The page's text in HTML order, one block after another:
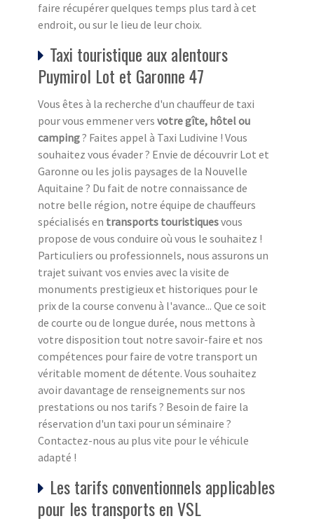
faire récupérer quelques temps plus tard à cet
endroit, ou sur le lieu de leur choix.
Taxi touristique aux alentours
Puymirol Lot et Garonne 47
Vous êtes à la recherche d'un chauffeur de taxi
pour vous emmener vers votre gîte, hôtel ou
camping? Faites appel à Taxi Ludivine ! Vous
souhaitez vous évader ? Envie de découvrir Lot et
Garonne ou les jolis paysages de la Nouvelle
Aquitaine ? Du fait de notre connaissance de
notre belle région, notre équipe de chauffeurs
spécialisés en transports touristiquesvous
propose de vous conduire où vous le souhaitez !
Particuliers ou professionnels, nous assurons un
trajet suivant vos envies avec la visite de
monuments prestigieux et historiques pour le
prix de la course convenu à l'avance... Que ce soit
de courte ou de longue durée, nous mettons à
votre disposition tout notre savoir-faire et nos
compétences pour faire de votre transport un
véritable moment de détente. Vous souhaitez
avoir davantage de renseignements sur nos
prestations ou nos tarifs ? Besoin de faire la
réservation d'un taxi pour un séminaire ?
Contactez-nous au plus vite pour le véhicule
adapté !
Les tarifs conventionnels applicables
pour les transports en VSL